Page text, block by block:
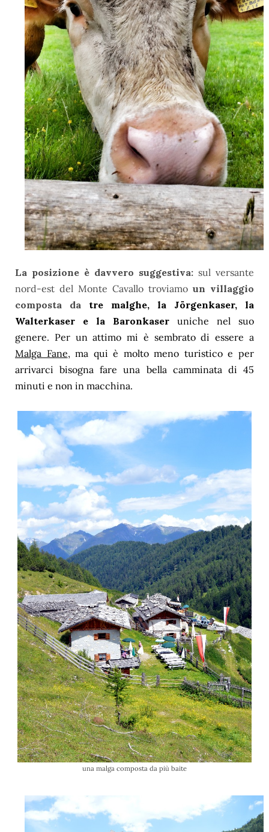
La posizione è davvero suggestiva: sul versante
nord-est del Monte Cavallo troviamo un villaggio
composta da tre malghe, la Jörgenkaser, la
Walterkaser e la Baronkaser uniche nel suo
genere. Per un attimo mi è sembrato di essere a
Malga Fane, ma qui è molto meno turistico e per
arrivarci bisogna fare una bella camminata di 45
minuti e non in macchina.
una malga composta da più baite